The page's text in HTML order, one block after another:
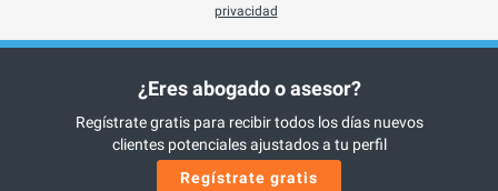
privacidad
¿Eres abogado o asesor?
Regístrate gratis para recibir todos los días nuevos
clientes potenciales ajustados a tu perfil
Regístrate gratis